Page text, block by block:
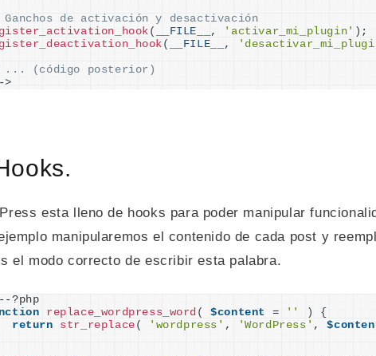
de activación y desactivación
( __FILE__ , 'activar_mi_plugin' ) ;
( __FILE__ ,
(código posterior)
>
esta lleno de hooks para poder manipular
manipularemos el contenido de cada post y
el modo correcto de escribir esta palabra.
?php
replace_wordpress_word ( $content = '' )
{
return
str_replace ( 'wordpress' , 'WordPress' ,